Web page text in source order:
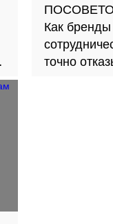
Как
точно